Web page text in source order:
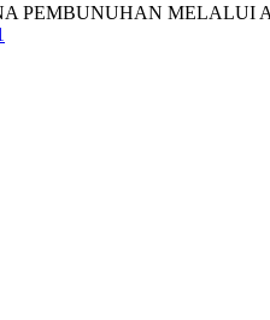
PEMBUNUHAN MELALUI